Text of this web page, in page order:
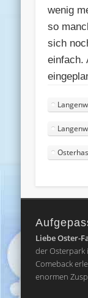
wenig
so
sich
einfach.
Liebe Oster-
der Osterpark
Comeback
enormen